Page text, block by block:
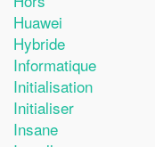
Huawei
Hybride
Informatique
Initialisation
Initialiser
Insane